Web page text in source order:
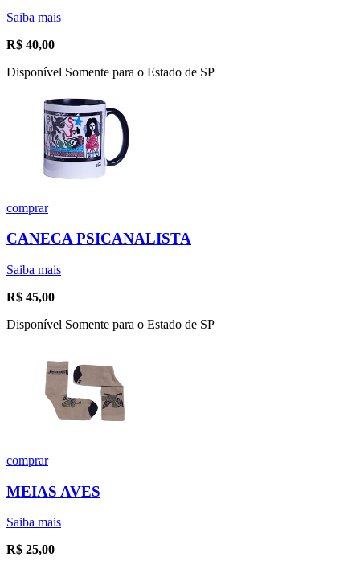
Saiba mais
R$ 40,00
Disponível Somente para o Estado de SP
comprar
CANECA PSICANALISTA
Saiba mais
R$ 45,00
Disponível Somente para o Estado de SP
comprar
MEIAS AVES
Saiba mais
R$ 25,00